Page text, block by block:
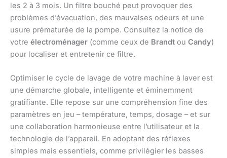
les 2 à 3 mois. Un filtre bouché peut provoquer des
problèmes d’évacuation, des mauvaises odeurs et une
usure prématurée de la pompe. Consultez la notice de
votre électroménager (comme ceux de Brandt ou Candy)
pour localiser et entretenir ce filtre.
Optimiser le cycle de lavage de votre machine à laver est
une démarche globale, intelligente et éminemment
gratifiante. Elle repose sur une compréhension fine des
paramètres en jeu – température, temps, dosage – et sur
une collaboration harmonieuse entre l’utilisateur et la
technologie de l’appareil. En adoptant des réflexes
simples mais essentiels, comme privilégier les basses